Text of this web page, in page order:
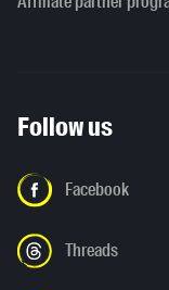
Follow us
Facebook
Threads